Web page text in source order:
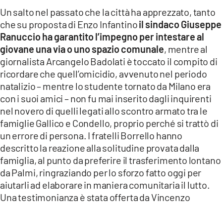
App
ANDROID
APPLE
Un salto nel passato che la città ha apprezzato, tanto
che su proposta di Enzo Infantinoil sindaco Giuseppe
Ranuccio ha garantito l’impegno per intestare al
giovane una via o uno spazio comunale, mentre al
giornalista Arcangelo Badolati è toccato il compito di
ricordare che quell’omicidio, avvenuto nel periodo
natalizio – mentre lo studente tornato da Milano era
con i suoi amici – non fu mai inserito dagli inquirenti
nel novero di quelli legati allo scontro armato tra le
famiglie Gallico e Condello, proprio perché si trattò di
un errore di persona. I fratelli Borrello hanno
descritto la reazione alla solitudine provata dalla
famiglia, al punto da preferire il trasferimento lontano
da Palmi, ringraziando per lo sforzo fatto oggi per
aiutarli ad elaborare in maniera comunitaria il lutto.
Una testimonianza è stata offerta da Vincenzo